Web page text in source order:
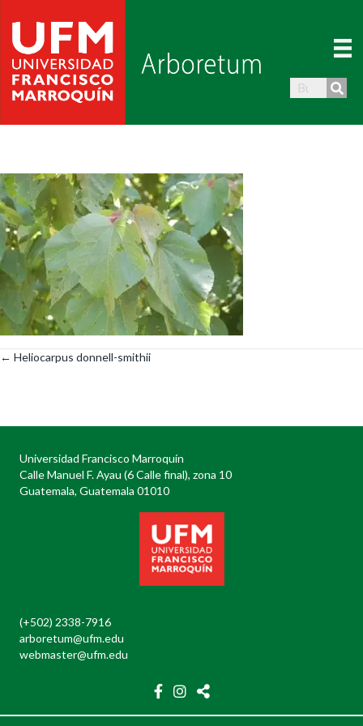
Posts
← Heliocarpus donnell-smithii
Universidad Francisco Marroquín
Calle Manuel F. Ayau (6 Calle final), zona 10
Guatemala, Guatemala 01010
(+502) 2338-7916
arboretum@ufm.edu
webmaster@ufm.edu